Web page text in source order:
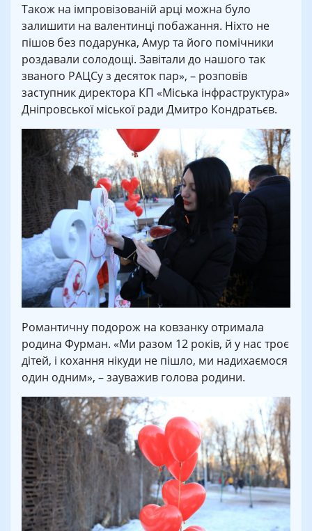
Також на імпровізованій арці можна було
залишити на валентинці побажання. Ніхто не
пішов без подарунка, Амур та його помічники
роздавали солодощі. Завітали до нашого так
званого РАЦСу з десяток пар», – розповів
заступник директора КП «Міська інфраструктура»
Дніпровської міської ради Дмитро Кондратьєв.
Романтичну подорож на ковзанку отримала
родина Фурман. «Ми разом 12 років, й у нас троє
дітей, і кохання нікуди не пішло, ми надихаємося
один одним», – зауважив голова родини.